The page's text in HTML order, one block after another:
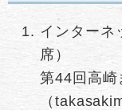
インターネ
席）
第44回高崎
（